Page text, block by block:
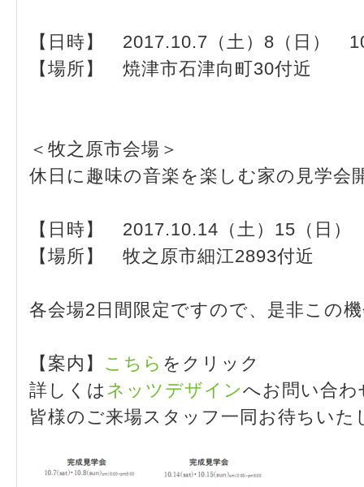
【日時】 2017.10.7（土）8（日）
【場所】 焼津市石津向町30付近
＜牧之原市会場＞
休日に趣味の音楽を楽しむ家の見学会
【日時】 2017.10.14（土）15（日
【場所】 牧之原市細江2893付近
各会場2日間限定ですので、是非この
【案内】 こちら をクリック
詳しくは ネッツデザインへお問い合
皆様のご来場スタッフ一同お待ちいた